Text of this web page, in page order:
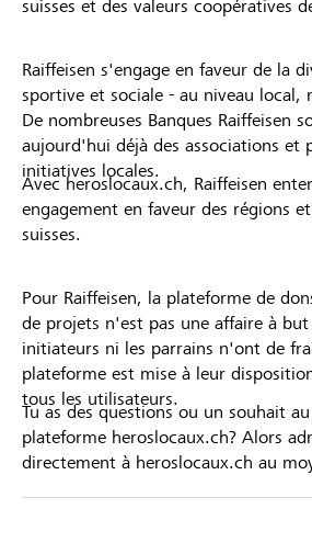
suisses et des valeurs coopératives
Raiffeisen s'engage en faveur de la
sportive et sociale - au niveau local,
De nombreuses Banques Raiffeisen
aujourd'hui déjà des associations et
initiatives locales.
Avec heroslocaux.ch, Raiffeisen
engagement en faveur des régions
suisses.
Pour Raiffeisen, la plateforme de
de projets n'est pas une affaire à
initiateurs ni les parrains n'ont de
plateforme est mise à leur
tous les utilisateurs.
Tu as des questions ou un souhait
plateforme heroslocaux.ch? Alors
directement à heroslocaux.ch au